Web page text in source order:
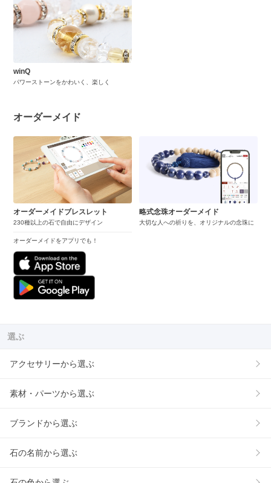
winQ
パワーストーンをかわいく、楽しく
オーダーメイド
オーダーメイドブレスレット
230種以上の石で自由にデザイン
オーダーメイドをアプリでも！
略式念珠オーダーメイド
大切な人への祈りを、オリジナルの念珠に
選ぶ
アクセサリーから選ぶ
素材・パーツから選ぶ
ブランドから選ぶ
石の名前から選ぶ